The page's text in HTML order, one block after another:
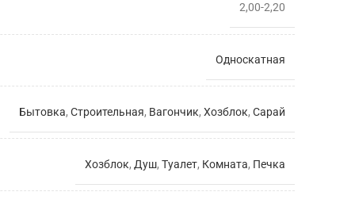
2,00-2,20
Односкатная
Бытовка, Строительная, Вагончик, Хозблок, Сарай
Хозблок, Душ, Туалет, Комната, Печка